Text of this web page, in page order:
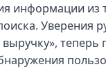
информации из
Уверения
выручку»,